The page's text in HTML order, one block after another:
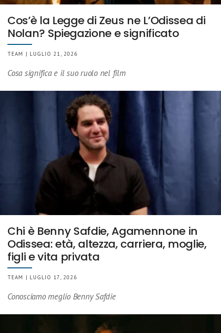
Cos’è la Legge di Zeus ne L’Odissea di
Nolan? Spiegazione e significato
TEAM | LUGLIO 21, 2026
Cosa significa e il suo ruolo nel film
Chi è Benny Safdie, Agamennone in
Odissea: età, altezza, carriera, moglie,
figli e vita privata
TEAM | LUGLIO 17, 2026
Conosciamo meglio Benny Safdie